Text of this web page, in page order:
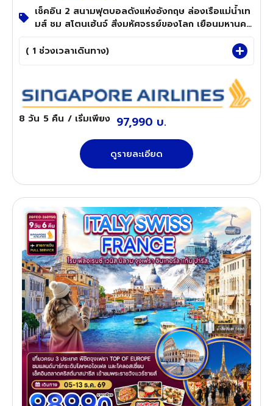
เช็คอิน 2 สนามฟุตบอลดังแห่งอังกฤษ ล่องเรือแม่น้ำเท
มส์ ชม สโตนเฮ้นจ์ สิ่งมหัศจรรย์ของโลก เยือนมหานคร
( 1 ช่วงเวลาเดินทาง)
8 วัน 5 คืน / เริ่มเพียง 97,990 บ.
ดูรายละเอียด